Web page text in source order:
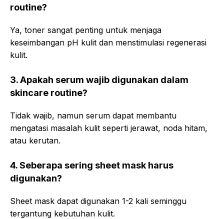
routine?
Ya, toner sangat penting untuk menjaga
keseimbangan pH kulit dan menstimulasi regenerasi
kulit.
3. Apakah serum wajib digunakan dalam
skincare routine?
Tidak wajib, namun serum dapat membantu
mengatasi masalah kulit seperti jerawat, noda hitam,
atau kerutan.
4. Seberapa sering sheet mask harus
digunakan?
Sheet mask dapat digunakan 1-2 kali seminggu
tergantung kebutuhan kulit.